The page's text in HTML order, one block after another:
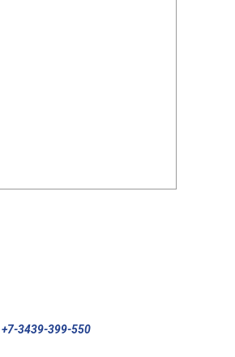
+7-3439-399-550